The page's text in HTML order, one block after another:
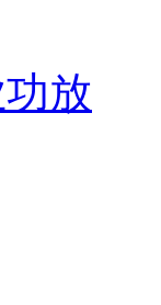
放